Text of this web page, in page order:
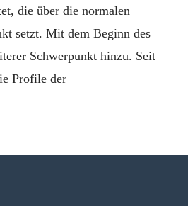
die über die normalen
setzt. Mit dem Beginn des
Schwerpunkt hinzu. Seit
Profile der